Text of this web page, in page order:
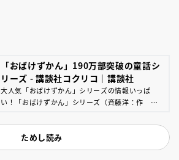
「おばけずかん」190万部突破の童話シ
リーズ - 講談社コクリコ｜講談社
大人気「おばけずかん」シリーズの情報いっぱ
い！「おばけずかん」シリーズ（斉藤洋：作 宮
登場する、「図鑑」という名前の童話です。それ
ぞれのおばけが、どんなふうに怖いのか、どうす
ればだいじょうぶなのかを、ユーモラスな短いお
ためし読み